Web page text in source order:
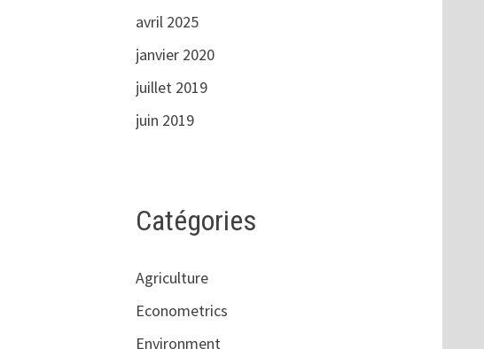
avril 2025
janvier 2020
juillet 2019
juin 2019
Catégories
Agriculture
Econometrics
Environment